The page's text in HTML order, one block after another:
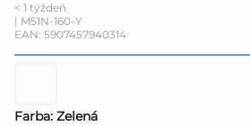
< 1 týždeň
| M51N-160-Y
EAN: 5907457940314
Farba: Zelená